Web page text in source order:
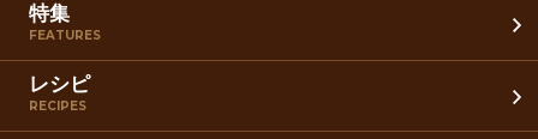
特集
FEATURES
レシピ
RECIPES